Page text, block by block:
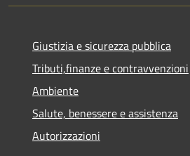
Giustizia e sicurezza pubblica
Tributi,finanze e contravvenzioni
Ambiente
Salute, benessere e assistenza
Autorizzazioni